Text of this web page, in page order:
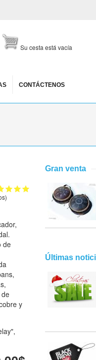
Su cesta está vacía
CONTÁCTENOS
de
y
Gran venta
Últimas